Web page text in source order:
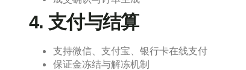
4. 支付与结算
支持微信、支付宝、银行卡在线支付
保证金冻结与解冻机制